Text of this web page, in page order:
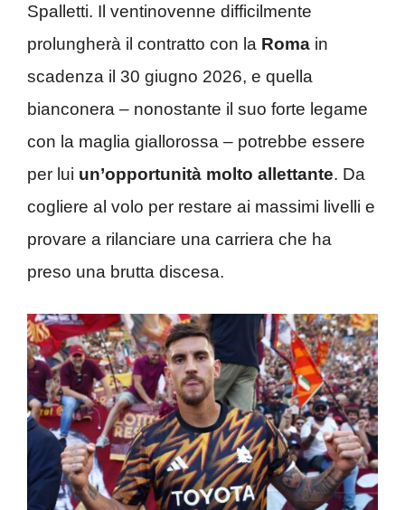
Spalletti. Il ventinovenne difficilmente
prolungherà il contratto con la Roma in
scadenza il 30 giugno 2026, e quella
bianconera – nonostante il suo forte legame
con la maglia giallorossa – potrebbe essere
per lui un’opportunità molto allettante. Da
cogliere al volo per restare ai massimi livelli e
provare a rilanciare una carriera che ha
preso una brutta discesa.